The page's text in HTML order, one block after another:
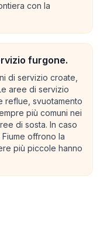
con la
furgone.
di servizio croate,
aree di servizio
reflue, svuotamento
più comuni nei
di sosta. In caso
offrono la
più piccole hanno